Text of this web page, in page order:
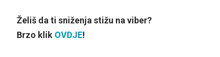
Želiš da ti sniženja stižu na viber?
Brzo klik OVDJE!